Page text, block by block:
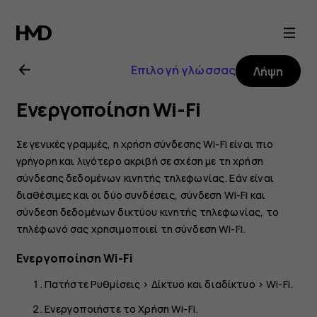
Οδηγίες
χρήσης
Nokia
5.4
Επιλογή γλώσσας Λήψη
Ενεργοποίηση Wi-Fi
Σε γενικές γραμμές, η χρήση σύνδεσης Wi-Fi είναι πιο
γρήγορη και λιγότερο ακριβή σε σχέση με τη χρήση
σύνδεσης δεδομένων κινητής τηλεφωνίας. Εάν είναι
διαθέσιμες και οι δύο συνδέσεις, σύνδεση Wi-Fi και
σύνδεση δεδομένων δικτύου κινητής τηλεφωνίας, το
τηλέφωνό σας χρησιμοποιεί τη σύνδεση Wi-Fi.
Ενεργοποίηση Wi-Fi
ΠατήστεΡυθμίσεις > Δίκτυο και διαδίκτυο >Wi-Fi.
Ενεργοποιήστε τοΧρήση Wi-Fi.